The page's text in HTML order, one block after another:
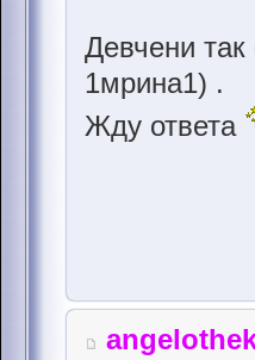
Девчени
1мрина1) .
Жду ответа